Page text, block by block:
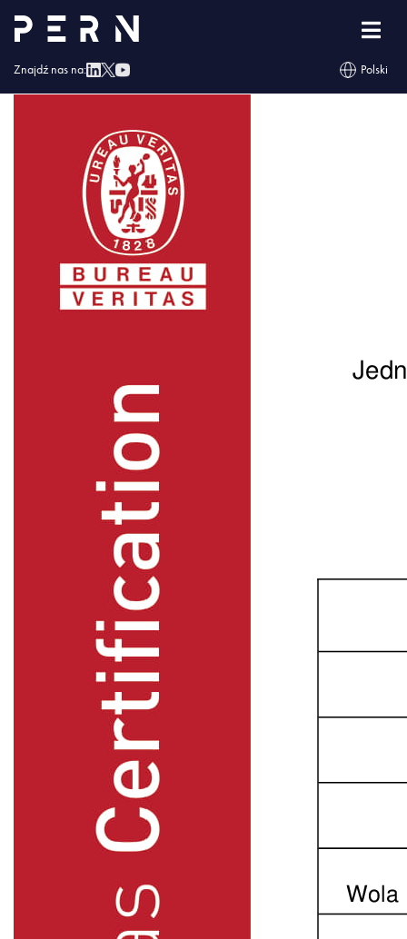
Znajdź nas na: Polski
Załacznik